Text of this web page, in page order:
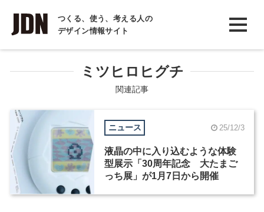
つくる、使う、考える人の
デザイン情報サイト
INTERVIEW
インタビュー
REPORT
COLUMN
コラム
ミツヒロヒグチ
関連記事
ニュース 25/12/3
液晶の中に入り込むような体験
型展示「30周年記念 大たまご
っち展」が1月7日から開催